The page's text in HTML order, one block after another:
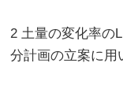
2 土量の変化率の
分計画の立案に用